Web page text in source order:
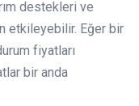
destekleri ve
etkileyebilir. Eğer bir
fiyatları
bir anda